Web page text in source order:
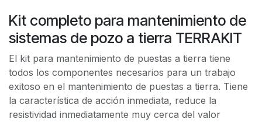
Kit completo para mantenimiento de
sistemas de pozo a tierra TERRAKIT
El kit para mantenimiento de puestas a tierra tiene
todos los componentes necesarios para un trabajo
exitoso en el mantenimiento de puestas a tierra. Tiene
la característica de acción inmediata, reduce la
resistividad inmediatamente muy cerca del valor